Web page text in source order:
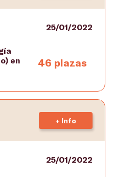
25/01/2022
en
46 plazas
+ Info
25/01/2022